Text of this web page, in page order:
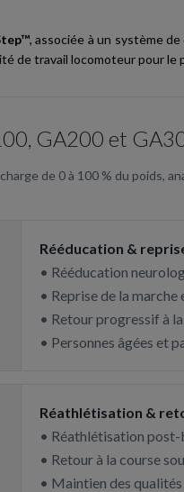
, associée à un système
de travail locomoteur pour le
GA200 et
de 0 à 100 % du poids,
Rééducation &
• Rééducation
• Reprise de la
• Retour progressif à
• Personnes âgées et
Réathlétisation &
• Réathlétisation post-
• Retour à la course
• Maintien des